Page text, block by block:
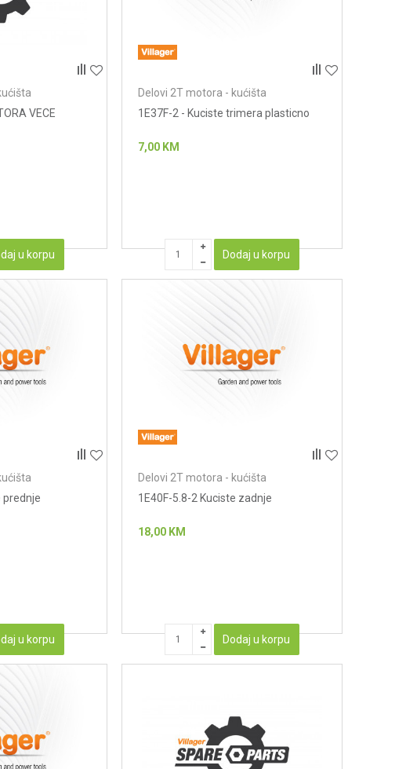
VECE
u korpu
Delovi 2T motora - kućišta
1E37F-2 - Kuciste trimera plasticno
7,00 KM
Dodaj u korpu
prednje
u korpu
Delovi 2T motora - kućišta
1E40F-5.8-2 Kuciste zadnje
18,00 KM
Dodaj u korpu